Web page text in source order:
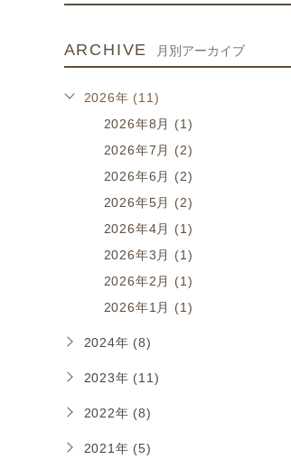
ARCHIVE 月別アーカイブ
2026年 (11)
2026年8月 (1)
2026年7月 (2)
2026年6月 (2)
2026年5月 (2)
2026年4月 (1)
2026年3月 (1)
2026年2月 (1)
2026年1月 (1)
2024年 (8)
2023年 (11)
2022年 (8)
2021年 (5)